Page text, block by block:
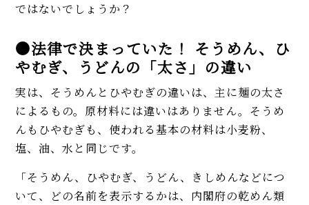
ではないでしょうか？
●法律で決まっていた！ そうめん、ひ
やむぎ、うどんの「太さ」の違い
実は、そうめんとひやむぎの違いは、主に麺の太さ
によるもの。原材料には違いはありません。そうめ
んもひやむぎも、使われる基本の材料は小麦粉、
塩、油、水と同じです。
「そうめん、ひやむぎ、うどん、きしめんなどにつ
いて、どの名前を表示するかは、内閣府の乾めん類